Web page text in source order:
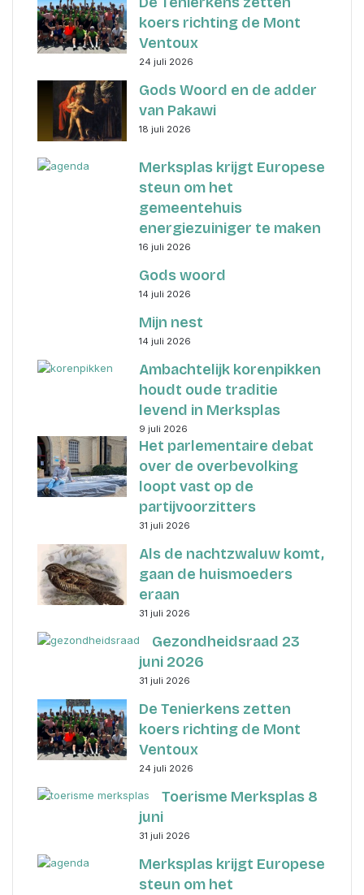
koers richting de Mont
Ventoux
24 juli 2026
Gods Woord en de adder
van Pakawi
18 juli 2026
Merksplas krijgt Europese
steun om het
gemeentehuis
energiezuiniger te maken
16 juli 2026
Gods woord
14 juli 2026
Mijn nest
14 juli 2026
Ambachtelijk korenpikken
houdt oude traditie
levend in Merksplas
9 juli 2026
Het parlementaire debat
over de overbevolking
loopt vast op de
partijvoorzitters
31 juli 2026
Als de nachtzwaluw komt,
gaan de huismoeders
eraan
31 juli 2026
Gezondheidsraad 23
juni 2026
31 juli 2026
De Tenierkens zetten
koers richting de Mont
Ventoux
24 juli 2026
Toerisme Merksplas 8
juni
31 juli 2026
Merksplas krijgt Europese
steun om het